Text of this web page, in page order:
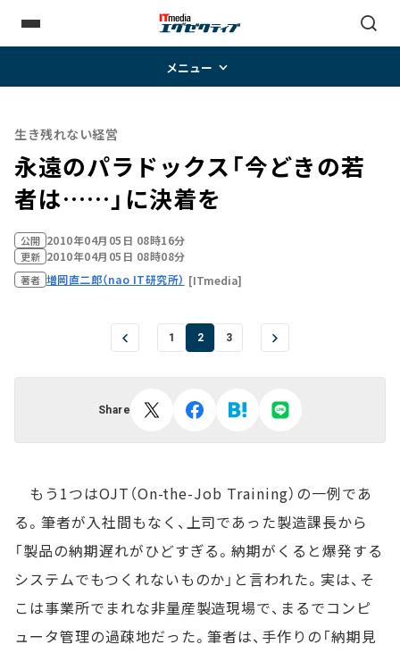
メニュー
生き残れない経営
永遠のパラドックス「今どきの若
者は……」に決着を
公開 2010年04月05日 08時16分
更新 2010年04月05日 08時08分
著者 増岡直二郎（nao IT研究所） [ITmedia]
1 2 3
Share
もう1つはOJT（On-the-Job Training）の一例であ
る。筆者が入社間もなく、上司であった製造課長から
「製品の納期遅れがひどすぎる。納期がくると爆発する
システムでもつくれないものか」と言われた。実は、そ
こは事業所でまれな非量産製造現場で、まるでコンピ
ュータ管理の過疎地だった。筆者は、手作りの「納期見